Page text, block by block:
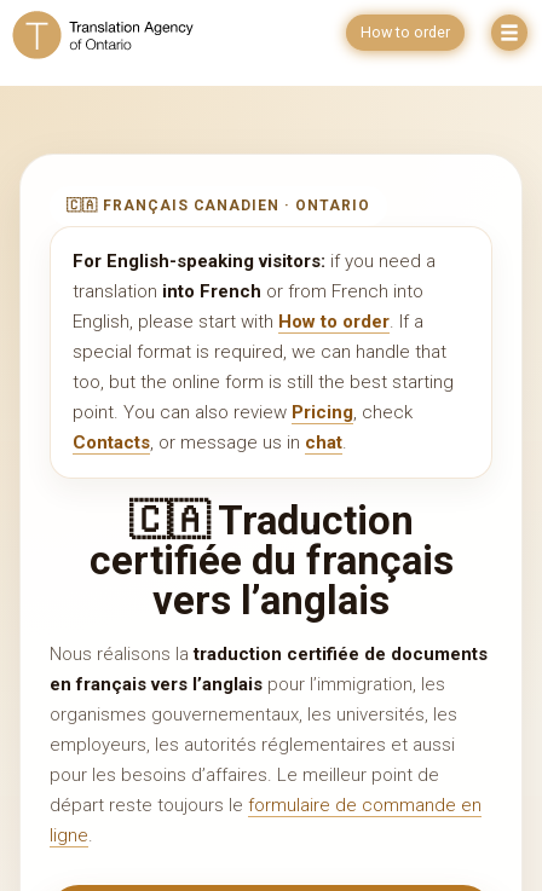
How to order
🇨🇦 FRANÇAIS CANADIEN · ONTARIO
For English-speaking visitors: if you need a
translation into French or from French into
English, please start with How to order. If a
special format is required, we can handle that
too, but the online form is still the best starting
point. You can also review Pricing, check
Contacts, or message us in chat.
🇨🇦 Traduction
certifiée du français
vers l’anglais
Nous réalisons latraduction certifiée de documents
en français vers l’anglais pour l’immigration, les
organismes gouvernementaux, les universités, les
employeurs, les autorités réglementaires et aussi
pour les besoins d’affaires. Le meilleur point de
départ reste toujours le formulaire de commande en
ligne.